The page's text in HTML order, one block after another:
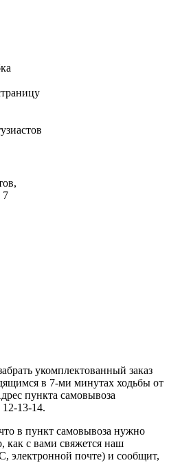
7
укомплектованный заказ
в 7-ми минутах ходьбы от
пункта самовывоза
12-13-14.
в пункт самовывоза нужно
как с вами свяжется наш
электронной почте) и сообщит,